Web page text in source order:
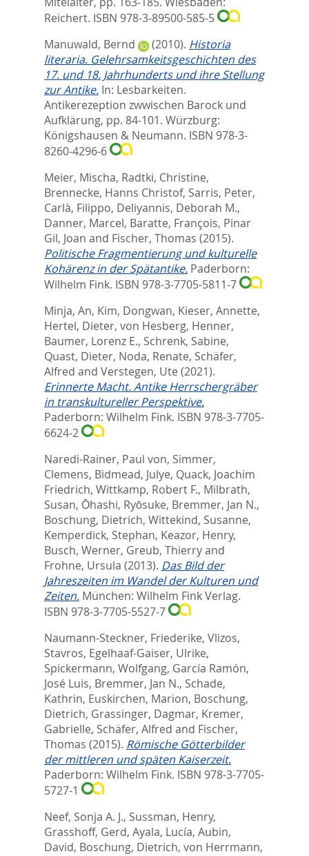
Reichert. ISBN 978-3-89500-585-5
Manuwald, Bernd
(2010). Historia
literaria. Gelehrsamkeitsgeschichten des
17. und 18. Jahrhunderts und ihre Stellung
zur Antike. In: Lesbarkeiten.
Antikerezeption zwwischen Barock und
Aufklärung, pp. 84-101. Würzburg:
Königshausen & Neumann. ISBN 978-3-
8260-4296-6
Meier, Mischa, Radtki, Christine,
Brennecke, Hanns Christof, Sarris, Peter,
Carlà, Filippo, Deliyannis, Deborah M.,
Danner, Marcel, Baratte, François, Pinar
Gil, Joan and Fischer, Thomas (2015).
Politische Fragmentierung und kulturelle
Kohärenz in der Spätantike. Paderborn:
Wilhelm Fink. ISBN 978-3-7705-5811-7
Minja, An, Kim, Dongwan, Kieser, Annette,
Hertel, Dieter, von Hesberg, Henner,
Baumer, Lorenz E., Schrenk, Sabine,
Quast, Dieter, Noda, Renate, Schäfer,
Alfred and Verstegen, Ute (2021).
Erinnerte Macht. Antike Herrschergräber
in transkultureller Perspektive.
Paderborn: Wilhelm Fink. ISBN 978-3-7705-
6624-2
Naredi-Rainer, Paul von, Simmer,
Clemens, Bidmead, Julye, Quack, Joachim
Friedrich, Wittkamp, Robert F., Milbrath,
Susan, Ōhashi, Ryōsuke, Bremmer, Jan N.,
Boschung, Dietrich, Wittekind, Susanne,
Kemperdick, Stephan, Keazor, Henry,
Busch, Werner, Greub, Thierryand
Frohne, Ursula (2013). Das Bild der
Jahreszeiten im Wandel der Kulturen und
Zeiten. München: Wilhelm Fink Verlag.
ISBN 978-3-7705-5527-7
Naumann-Steckner, Friederike, Vlizos,
Stavros, Egelhaaf-Gaiser, Ulrike,
Spickermann, Wolfgang, García Ramón,
José Luis, Bremmer, Jan N., Schade,
Kathrin, Euskirchen, Marion, Boschung,
Dietrich, Grassinger, Dagmar, Kremer,
Gabrielle, Schäfer, Alfred and Fischer,
Thomas (2015). Römische Götterbilder
der mittleren und späten Kaiserzeit.
Paderborn: Wilhelm Fink. ISBN 978-3-7705-
5727-1
Neef, Sonja A. J., Sussman, Henry,
Grasshoff, Gerd, Ayala, Lucía, Aubin,
David, Boschung, Dietrich, von Herrmann,